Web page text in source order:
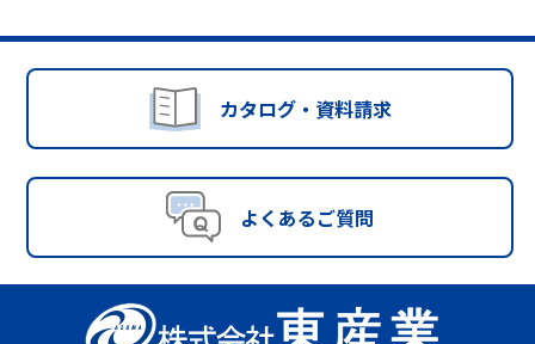
カタログ・資料請求
よくあるご質問